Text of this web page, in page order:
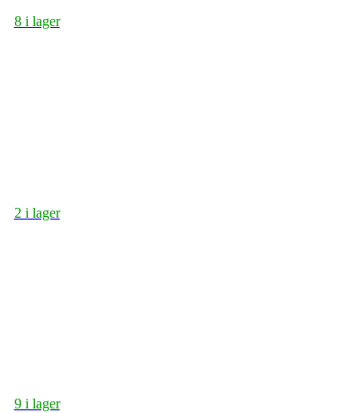
8 i lager
2 i lager
9 i lager